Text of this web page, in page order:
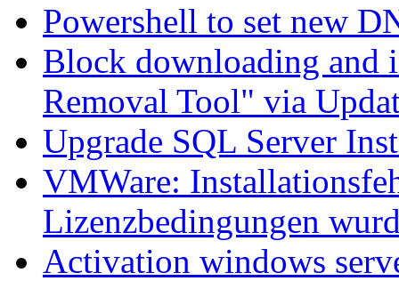
Powershell to set new
Block downloading and
Removal Tool" via
Upgrade SQL Server
VMWare:
Lizenzbedingungen
Activation windows